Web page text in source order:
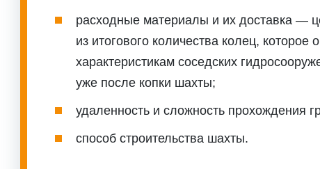
расходные материалы и их доставка —
из итогового количества колец, которое
характеристикам соседских
уже после копки шахты;
удаленность и сложность прохождения
способ строительства шахты.